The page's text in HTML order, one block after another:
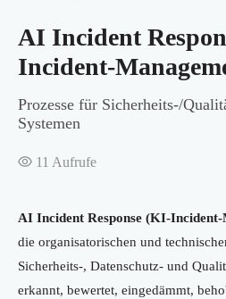
AI Incident
Incident-
Prozesse für Sicherheits-/
Systemen
11 Aufrufe
AI Incident Response (KI-Incident-
die organisatorischen und
Sicherheits-, Datenschutz- und
erkannt, bewertet, eingedämmt,